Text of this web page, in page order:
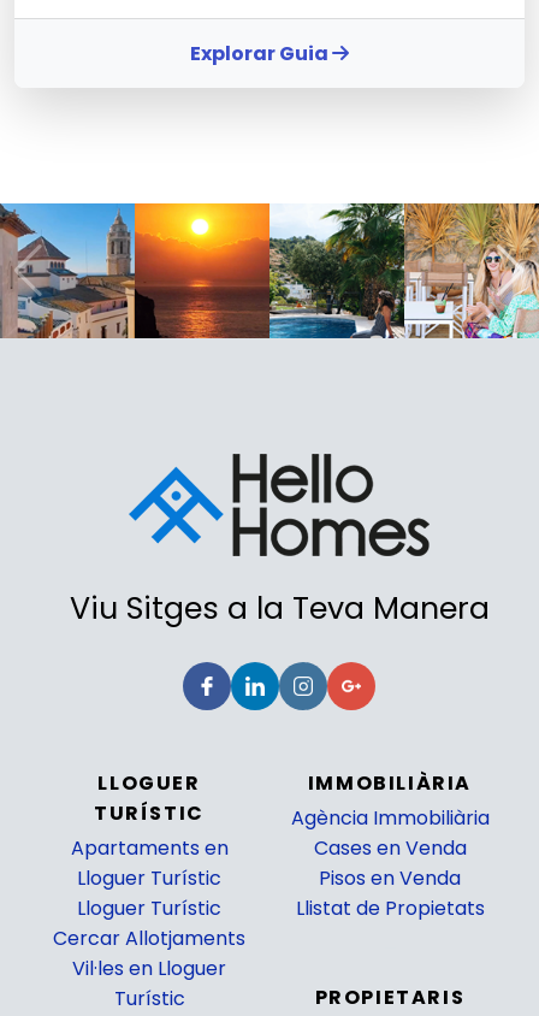
Explorar Guia
Viu Sitges a la Teva Manera
LLOGUER
TURÍSTIC
Apartaments en
Lloguer Turístic
Lloguer Turístic
Cercar Allotjaments
Vil·les en Lloguer
Turístic
IMMOBILIÀRIA
Agència Immobiliària
Cases en Venda
Pisos en Venda
Llistat de Propietats
PROPIETARIS